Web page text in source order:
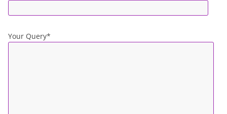
Your Query*